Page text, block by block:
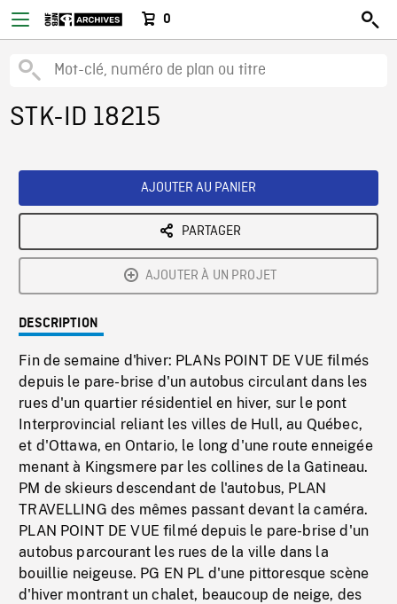
0
STK-ID 18215
AJOUTER AU PANIER
PARTAGER
AJOUTER À UN PROJET
DESCRIPTION
Fin de semaine d'hiver: PLANs POINT DE VUE filmés
depuis le pare-brise d'un autobus circulant dans les
rues d'un quartier résidentiel en hiver, sur le pont
Interprovincial reliant les villes de Hull, au Québec,
et d'Ottawa, en Ontario, le long d'une route enneigée
menant à Kingsmere par les collines de la Gatineau.
PM de skieurs descendant de l'autobus, PLAN
TRAVELLING des mêmes passant devant la caméra.
PLAN POINT DE VUE filmé depuis le pare-brise d'un
autobus parcourant les rues de la ville dans la
bouillie neigeuse. PG EN PL d'une pittoresque scène
d'hiver montrant un chalet, beaucoup de neige, des